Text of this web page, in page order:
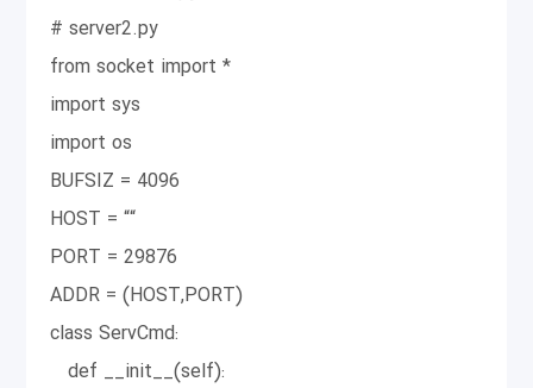
# server2.py
from socket import *
import sys
import os
BUFSIZ = 4096
HOST = ““
PORT = 29876
ADDR = (HOST,PORT)
class ServCmd:
def __init__(self):